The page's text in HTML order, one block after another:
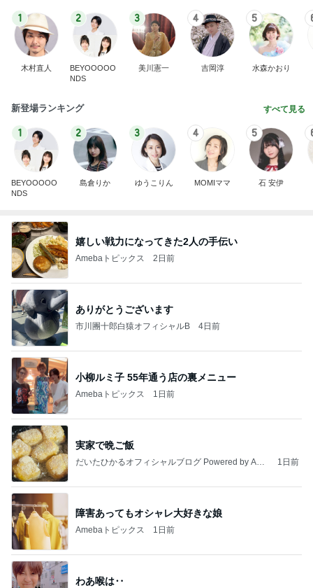
1
木村直人
2
BEYOOOOO
NDS
3
美川憲一
4
吉岡淳
5
水森かおり
新登場ランキング すべて見る
1
BEYOOOOO
NDS
2
島倉りか
3
ゆうこりん
4
MOMIママ
5
石 安伊
嬉しい戦力になってきた2人の手伝い
Amebaトピックス 2日前
ありがとうございます
市川團十郎白猿オフィシャルB 4日前
小柳ルミ子 55年通う店の裏メニュー
Amebaトピックス 1日前
実家で晩ご飯
だいたひかるオフィシャルブログ Powered by Ame
1日前
障害あってもオシャレ大好きな娘
Amebaトピックス 1日前
わあ喉は‥